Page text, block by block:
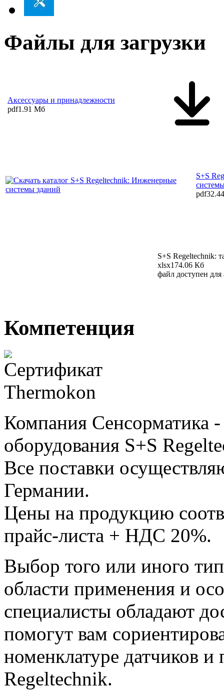
Файлы для загрузки
Аксессуары и принадлежности
pdf1.91 Мб
S+S
pdf
S+S Regeltechnik:
xlsx174.06 Кб
файл доступен для
Компетенция
Компания Сенсорматика
оборудования S+S
Все поставки
Германии.
Цены на продукцию
прайс-листа + НДС 20%.
Выбор того или иного
области применения и
специалисты обладают
помогут вам
номенклатуре датчиков и
Regeltechnik.